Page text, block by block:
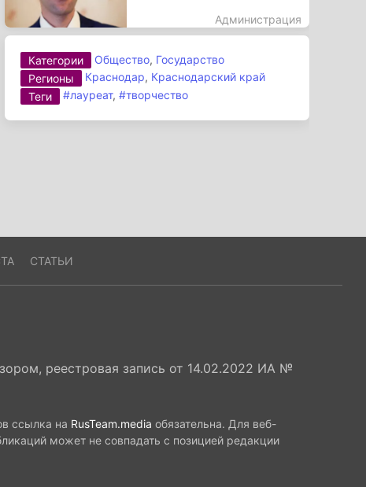
Администрация
Категории Общество, Государство
Регионы
Краснодар, Краснодарский край
Теги
#лауреат,#творчество
СТАТЬИ
реестровая запись от 14.02.2022 ИА №
ссылка на RusTeam.media обязательна. Для веб-
может не совпадать с позицией редакции